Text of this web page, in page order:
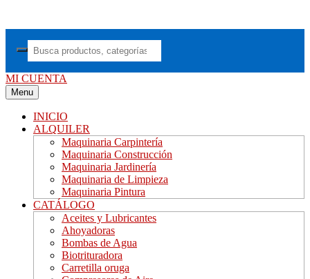
MI CUENTA
Menu
INICIO
ALQUILER
Maquinaria Carpintería
Maquinaria Construcción
Maquinaria Jardinería
Maquinaria de Limpieza
Maquinaria Pintura
CATÁLOGO
Aceites y Lubricantes
Ahoyadoras
Bombas de Agua
Biotrituradora
Carretilla oruga